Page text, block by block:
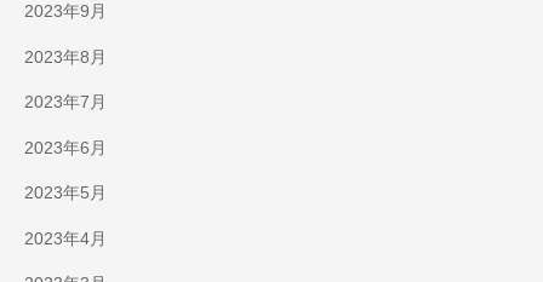
2023年9月
2023年8月
2023年7月
2023年6月
2023年5月
2023年4月